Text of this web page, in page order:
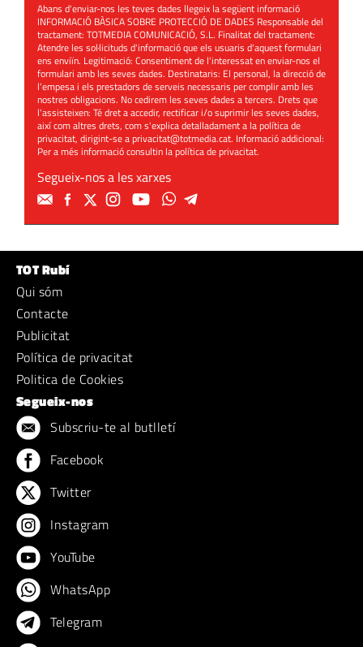
Abans d'enviar-nos les teves dades llegeix la següent informació
INFORMACIÓ BÀSICA SOBRE PROTECCIÓ DE DADES Responsable del
tractament: TOTMEDIA COMUNICACIÓ, S.L. Finalitat del tractament:
Atendre les sol·licituds d'informació que els usuaris d'aquest formulari
ens enviïn. Legitimació: Consentiment de l'interessat en enviar-nos el
formulari amb les seves dades. Destinataris: El personal, la direcció de
l'empesa i els prestadors de serveis necessaris per complir amb les
nostres obligacions. No cedirem les seves dades a tercers. Drets que
l'assisteixen: Té dret a accedir, rectificar i/o suprimir les seves dades,
així com altres drets, com s'explica detalladament a la política de
privacitat, dirigint-se aprivacitat@totmedia.cat. Informació addicional:
Per a més informació consultin lapolítica de privacitat.
Segueix-nos a les xarxes
TOT Rubí
Qui sóm
Contacte
Publicitat
Política de privacitat
Politica de Cookies
Segueix-nos
Subscriu-te al butlletí
Facebook
Twitter
Instagram
YouTube
WhatsApp
Telegram